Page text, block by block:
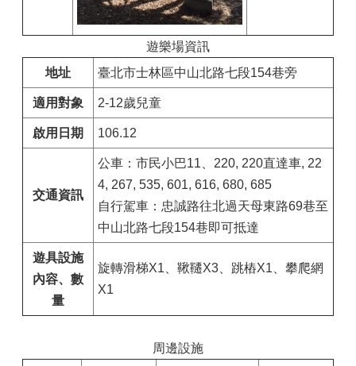
遊樂場資訊
地址
臺北市士林區中山北路七段154巷旁
適用對象 2-12歲兒童
啟用日期 106.12
交通資訊
公車：市民小巴11、220, 220直達車, 22
4, 267, 535, 601, 616, 680, 685
自行駕車：忠誠路往北過天母東路69巷至
中山北路七段154巷即可抵達
遊具設施
內容、數
量
旋轉滑梯X1、鞦韆X3、跳樁X1、攀爬網
X1
周邊設施